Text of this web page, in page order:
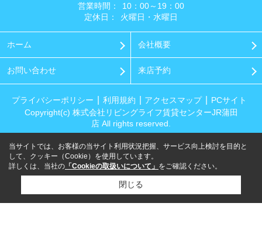
営業時間：
10：00～19：00
定休日：
火曜日・水曜日
ホーム 会社概要
お問い合わせ 来店予約
プライバシーポリシー 利用規約 アクセスマップ
PCサイト
Copyright(c) 株式会社リビングライフ賃貸センターJR蒲田
店 All rights reserved.
当サイトでは、お客様の当サイト利用状況把握、サービス向上検討を目的と
して、クッキー（Cookie）を使用しています。
詳しくは、当社の 「Cookieの取扱いについて」 をご確認ください。
閉じる